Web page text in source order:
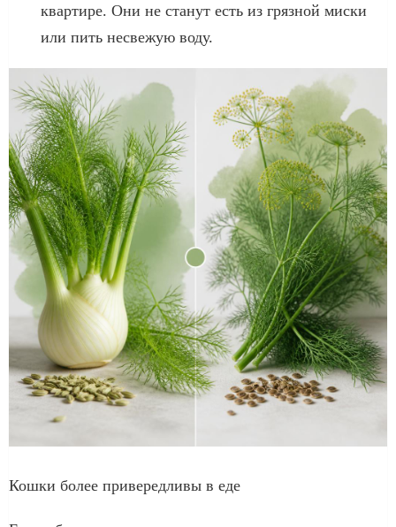
квартире. Они не станут есть из грязной миски
или пить несвежую воду.
Кошки более привередливы в еде